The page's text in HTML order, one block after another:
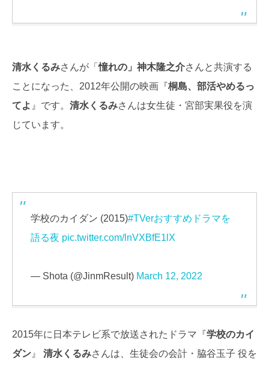
清水くるみさんが「憧れの」神木隆之介さんと共演する
ことになった、2012年公開の映画『桐島、部活やめるっ
てよ 』です。 清水くるみさんは女生徒・宮部実果役を演
じています。
学校のカイダン (2015)#TVerおすすめドラマを
語る夜 pic.twitter.com/lnVXBfE1lX
— Shota (@JinmResult) March 12, 2022
2015年に日本テレビ系で放送されたドラマ『学校のカイ
ダン 』 清水くるみさんは、生徒会の会計・脇谷玉子 役を